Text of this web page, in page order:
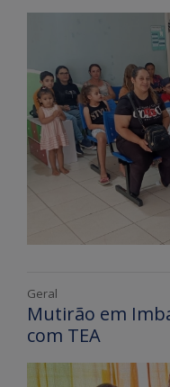
Geral
Mutirão em
com TEA